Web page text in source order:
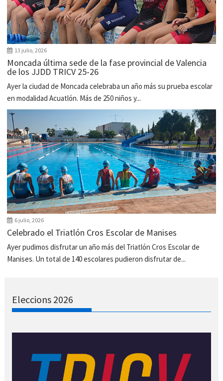
13 julio, 2026
Moncada última sede de la fase provincial de Valencia
de los JJDD TRICV 25-26
Ayer la ciudad de Moncada celebraba un año más su prueba escolar
en modalidad Acuatlón. Más de 250 niños y...
6 julio, 2026
Celebrado el Triatlón Cros Escolar de Manises
Ayer pudimos disfrutar un año más del Triatlón Cros Escolar de
Manises. Un total de 140 escolares pudieron disfrutar de...
Eleccions 2026